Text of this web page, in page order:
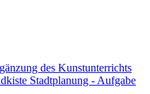
des Kunstunterrichts
Stadtplanung - Aufgabe